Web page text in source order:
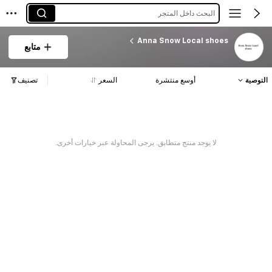
البحث داخل المتجر
Anna Snow Local shoes
متابع
التوصية أوسع منتشرة السعر تصنيف
لا يوجد منتج متطابق. يرجى المحاولة عبر خيارات أخرى.